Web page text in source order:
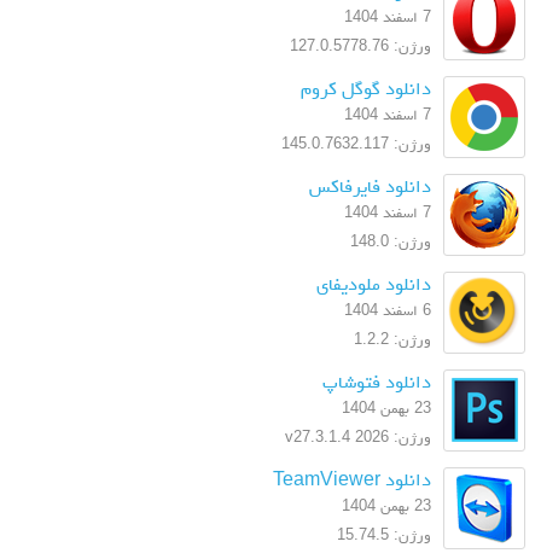
7 اسفند 1404
ورژن: 127.0.5778.76
دانلود گوگل کروم
7 اسفند 1404
ورژن: 145.0.7632.117
دانلود فایرفاکس
7 اسفند 1404
ورژن: 148.0
دانلود ملودیفای
6 اسفند 1404
ورژن: 1.2.2
دانلود فتوشاپ
23 بهمن 1404
ورژن: 2026 v27.3.1.4
دانلود TeamViewer
23 بهمن 1404
ورژن: 15.74.5